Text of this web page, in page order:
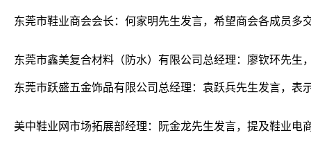
东莞市鞋业商会会长：何家明先生发言，希望商会各成员
东莞市鑫美复合材料（防水）有限公司总经理：廖钦环先生
东莞市跃盛五金饰品有限公司总经理：袁跃兵先生发言，表
美中鞋业网市场拓展部经理：阮金龙先生发言，提及鞋业电